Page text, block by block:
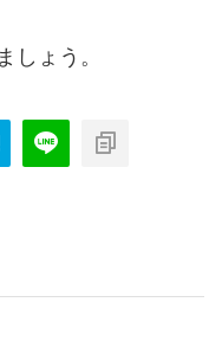
ょう。